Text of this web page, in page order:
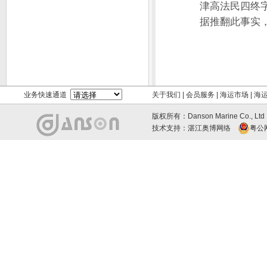
津高法民四终
据推翻此事实
业务快速通道 关于我们 会员服务 海运市场 海
版权所有：Danson Marine Co.,
技术支持： 湛江奥博网络 粤公